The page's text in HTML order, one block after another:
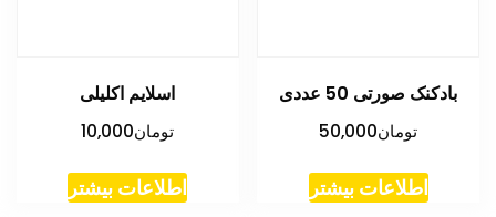
بادکنک صورتی 50 عددی
تومان50,000
اطلاعات بیشتر
اسلایم اکلیلی
تومان10,000
اطلاعات بیشتر